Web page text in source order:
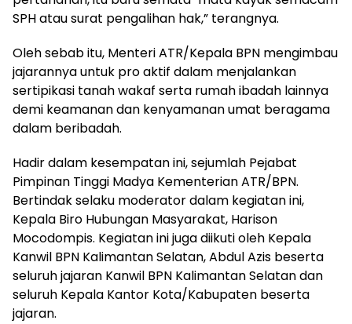
SPH atau surat pengalihan hak,” terangnya.
Oleh sebab itu, Menteri ATR/Kepala BPN mengimbau
jajarannya untuk pro aktif dalam menjalankan
sertipikasi tanah wakaf serta rumah ibadah lainnya
demi keamanan dan kenyamanan umat beragama
dalam beribadah.
Hadir dalam kesempatan ini, sejumlah Pejabat
Pimpinan Tinggi Madya Kementerian ATR/BPN.
Bertindak selaku moderator dalam kegiatan ini,
Kepala Biro Hubungan Masyarakat, Harison
Mocodompis. Kegiatan ini juga diikuti oleh Kepala
Kanwil BPN Kalimantan Selatan, Abdul Azis beserta
seluruh jajaran Kanwil BPN Kalimantan Selatan dan
seluruh Kepala Kantor Kota/Kabupaten beserta
jajaran.